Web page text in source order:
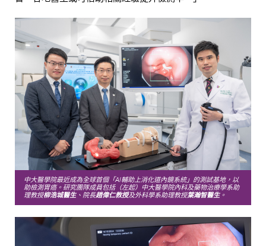
中大醫學院最近成為全球首個「AI輔助上消化道內鏡系統」的測試基地，以
助檢測胃癌。研究團隊成員包括（左起）中大醫學院內科及藥物治療學系助
理教授柳浩城醫生、院長趙偉仁教授及外科學系助理教授葉瀚智醫生。